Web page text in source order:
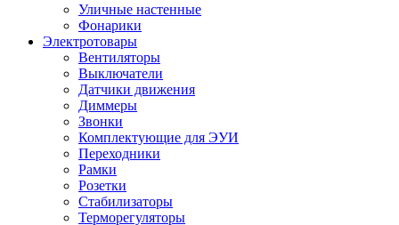
Уличные настенные
Фонарики
Электротовары
Вентиляторы
Выключатели
Датчики движения
Диммеры
Звонки
Комплектующие для ЭУИ
Переходники
Рамки
Розетки
Стабилизаторы
Терморегуляторы